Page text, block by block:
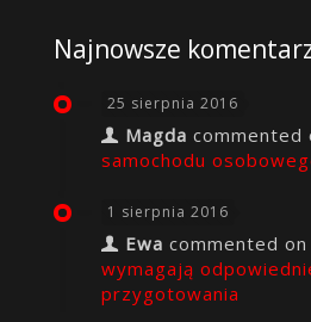
Najnowsze
25 sierpnia 2016
Magda commented
samochodu
1 sierpnia 2016
Ewa commented on
wymagają
przygotowania